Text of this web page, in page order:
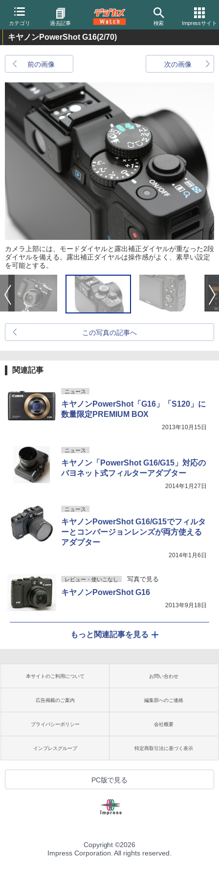
カテゴリ 過去記事 検索 Impressサイト
キヤノンPowerShot G16(2/70)
前の画像 次の画像
カメラ上部には、モードダイヤルと露出補正ダイヤルが重なった2段
ダイヤルを備える。露出補正ダイヤルは操作感がよく、素早い設定
を可能とする。
この写真の記事へ
関連記事
ニュース
キヤノンPowerShot「G16」「S120」に
数量限定PREMIUM BOX
2013年10月15日
ニュース
キヤノン「PowerShot G16/G15」対応の
バヨネット式フィルターアダプター
2014年1月27日
ニュース
キヤノンPowerShot G16/G15でフィルタ
ーとコンバージョンレンズが両方使える
アダプター
2014年1月6日
レビュー・使いこなし 写真で見る
キヤノンPowerShot G16
2013年9月18日
もっと関連記事を見る
本サイトのご利用について お問い合わせ
広告掲載のご案内 編集部へのご連絡
プライバシーポリシー 会社概要
インプレスグループ 特定商取引法に基づく表示
PC版で見る
Copyright ©2026
Impress Corporation. All rights reserved.